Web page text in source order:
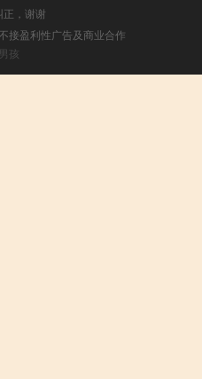
正，谢谢
接盈利性广告及商业合作
孩